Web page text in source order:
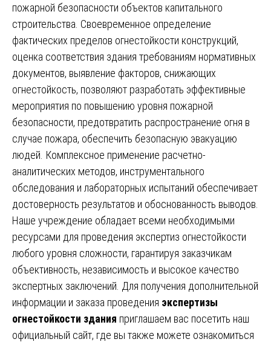
пожарной безопасности объектов капитального
строительства. Своевременное определение
фактических пределов огнестойкости конструкций,
оценка соответствия здания требованиям нормативных
документов, выявление факторов, снижающих
огнестойкость, позволяют разработать эффективные
мероприятия по повышению уровня пожарной
безопасности, предотвратить распространение огня в
случае пожара, обеспечить безопасную эвакуацию
людей. Комплексное применение расчетно-
аналитических методов, инструментального
обследования и лабораторных испытаний обеспечивает
достоверность результатов и обоснованность выводов.
Наше учреждение обладает всеми необходимыми
ресурсами для проведения экспертиз огнестойкости
любого уровня сложности, гарантируя заказчикам
объективность, независимость и высокое качество
экспертных заключений. Для получения дополнительной
информации и заказа проведения экспертизы
огнестойкости здания приглашаем вас посетить наш
официальный сайт, где вы также можете ознакомиться